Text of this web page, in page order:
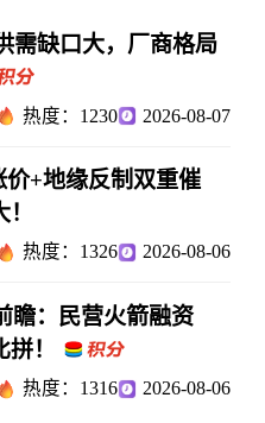
需缺口大，厂商格局
热度：1230 2026-08-07
+地缘反制双重催
热度：1326 2026-08-06
瞻：民营火箭融资
拼！
热度：1316 2026-08-06